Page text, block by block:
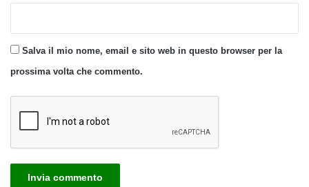
Salva il mio nome, email e sito web in questo browser per la
prossima volta che commento.